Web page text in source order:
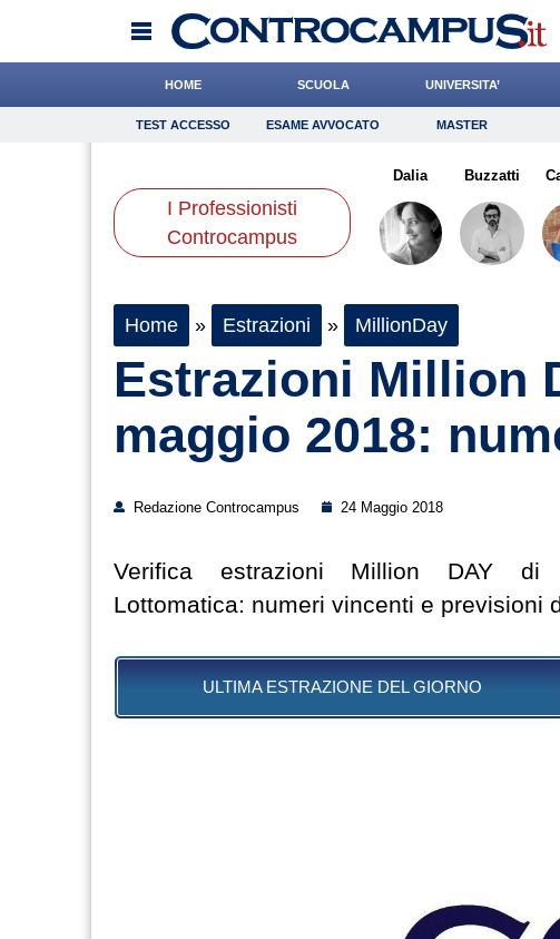
HOME SCUOLA UNIVERSITA’
TEST ACCESSO Esame Avvocato Master
Consigli
Scienze
TEST ACCESSO ESAME AVVOCATO MASTER
I Professionisti
Controcampus
Dalia Buzzatti
Home » Estrazioni » MillionDay
Estrazioni Million
maggio 2018:
Redazione Controcampus 24 Maggio 2018
Verifica estrazioni Million DAY
Lottomatica: numeri vincenti e previsioni
ULTIMA ESTRAZIONE DEL GIORNO